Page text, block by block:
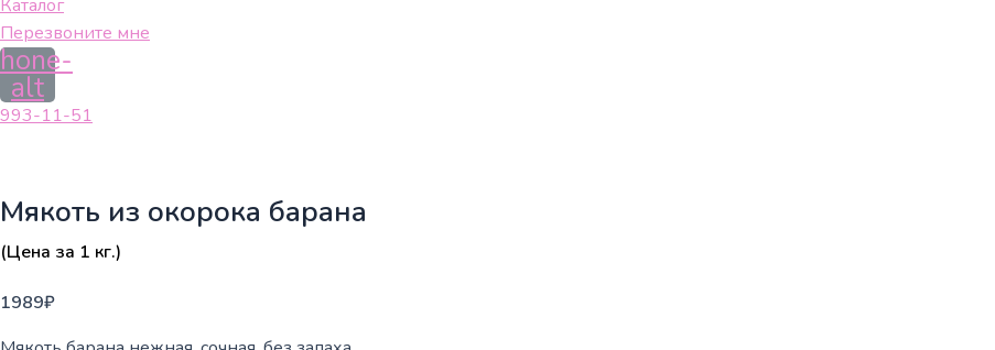
Каталог
Перезвоните мне
alt
993-11-51
Мякоть из окорока барана
(Цена за 1 кг.)
1989₽